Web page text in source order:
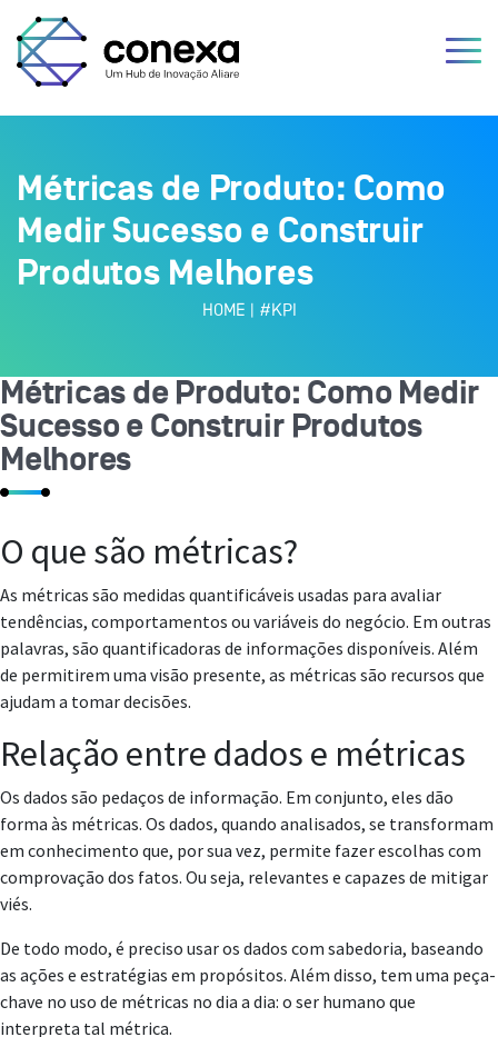
Métricas de Produto: Como
Medir Sucesso e Construir
Produtos Melhores
HOME | #KPI
Métricas de Produto: Como Medir
Sucesso e Construir Produtos
Melhores
O que são métricas?
As métricas são medidas quantificáveis usadas para avaliar
tendências, comportamentos ou variáveis do negócio. Em outras
palavras, são quantificadoras de informações disponíveis. Além
de permitirem uma visão presente, as métricas são recursos que
ajudam a tomar decisões.
Relação entre dados e métricas
Os dados são pedaços de informação. Em conjunto, eles dão
forma às métricas. Os dados, quando analisados, se transformam
em conhecimento que, por sua vez, permite fazer escolhas com
comprovação dos fatos. Ou seja, relevantes e capazes de mitigar
viés.
De todo modo, é preciso usar os dados com sabedoria, baseando
as ações e estratégias em propósitos. Além disso, tem uma peça-
chave no uso de métricas no dia a dia: o ser humano que
interpreta tal métrica.